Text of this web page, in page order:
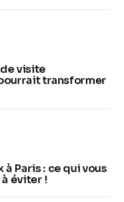
visite
transformer
Paris : ce qui vous
éviter !